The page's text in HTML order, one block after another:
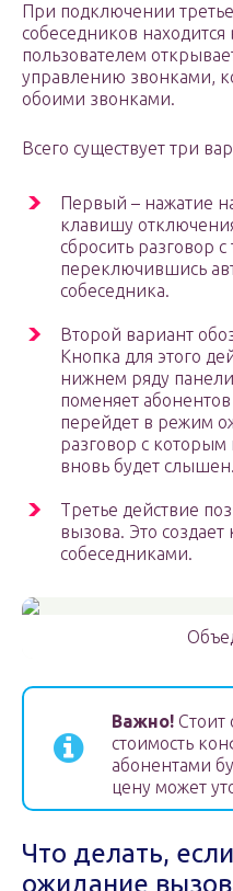
При подключении
собеседников
пользователем
управлению звонками,
обоими звонками.
Всего существует три
Первый – нажатие
клавишу
сбросить разговор
переключившись
собеседника.
Второй вариант
Кнопка для этого
нижнем ряду
поменяет
перейдет в режим
разговор с
вновь будет слышен.
Третье действие
вызова. Это
собеседниками.
Важно! Стоит
стоимость
абонентами
цену может
Что делать,
ожидание